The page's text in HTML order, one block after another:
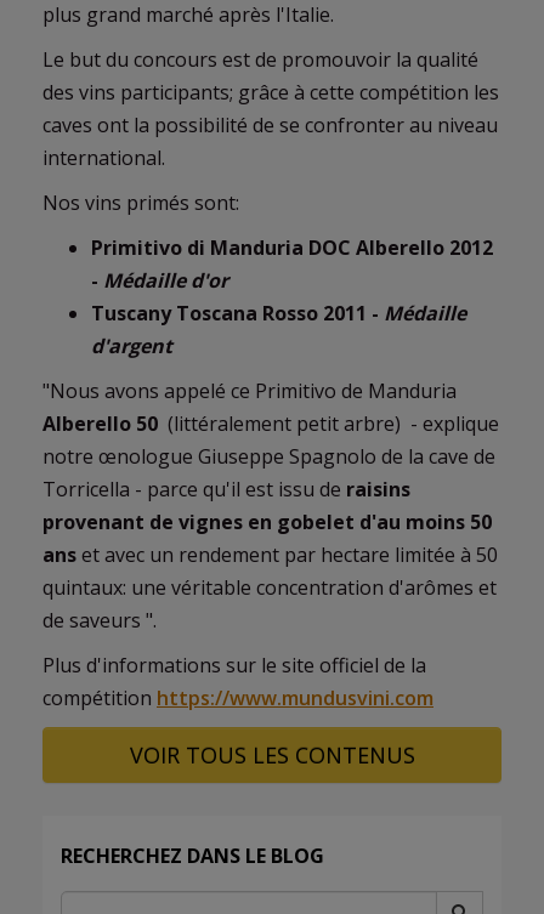
plus grand marché après l'Italie.
Le but du concours est de promouvoir la qualité
des vins participants; grâce à cette compétition les
caves ont la possibilité de se confronter au niveau
international.
Nos vins primés sont:
Primitivo di Manduria DOC Alberello 2012
- Médaille d'or
Tuscany Toscana Rosso 2011 - Médaille
d'argent
"Nous avons appelé ce Primitivo de Manduria
Alberello 50 (littéralement petit arbre) - explique
notre œnologue Giuseppe Spagnolo de la cave de
Torricella - parce qu'il est issu de raisins
provenant de vignes en gobelet d'au moins 50
anset avec un rendement par hectare limitée à 50
quintaux: une véritable concentration d'arômes et
de saveurs ".
Plus d'informations sur le site officiel de la
compétition https://www.mundusvini.com
VOIR TOUS LES CONTENUS
RECHERCHEZ DANS LE BLOG